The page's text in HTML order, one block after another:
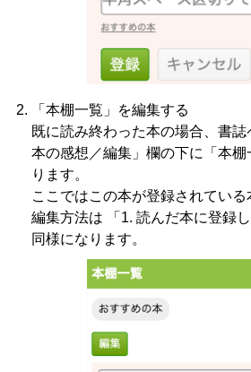
「本棚一覧」を編集する
既に読み終わった本の場合、書
本の感想／編集」欄の下に「本
ります。
ここではこの本が登録されている
編集方法は 「1. 読んだ本に登録
同様になります。